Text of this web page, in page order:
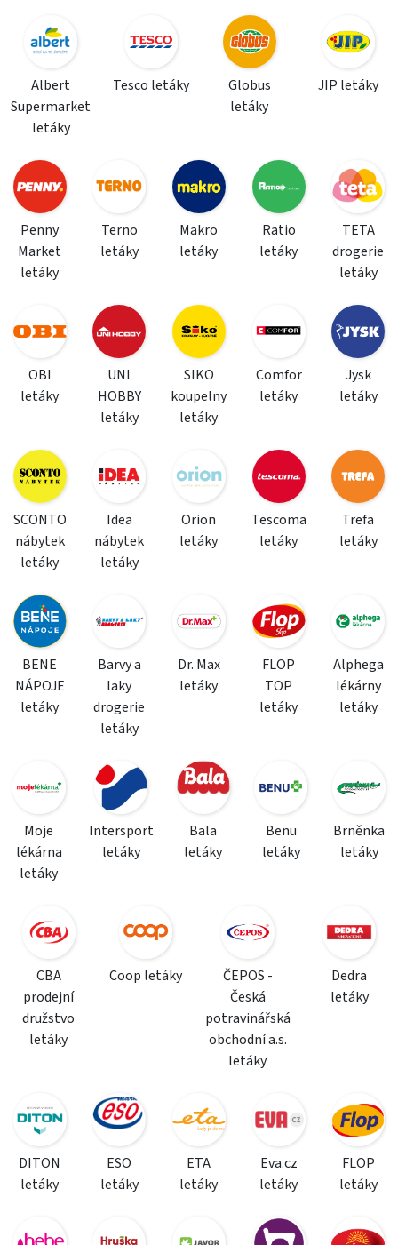
Albert
Supermarket
letáky
Tesco letáky
Globus
letáky
JIP letáky
Penny
Market
letáky
Terno
letáky
Makro
letáky
Ratio
letáky
TETA
drogerie
letáky
OBI
letáky
UNI
HOBBY
letáky
SIKO
koupelny
letáky
Comfor
letáky
Jysk
letáky
SCONTO
nábytek
letáky
Idea
nábytek
letáky
Orion
letáky
Tescoma
letáky
Trefa
letáky
BENE
NÁPOJE
letáky
Barvy a
laky
drogerie
letáky
Dr. Max
letáky
FLOP
TOP
letáky
Alphega
lékárny
letáky
Moje
lékárna
letáky
Intersport
letáky
Bala
letáky
Benu
letáky
Brněnka
letáky
CBA
prodejní
družstvo
letáky
Coop letáky
ČEPOS -
Česká
potravinářská
obchodní a.s.
letáky
Dedra
letáky
DITON
letáky
ESO
letáky
ETA
letáky
Eva.cz
letáky
FLOP
letáky